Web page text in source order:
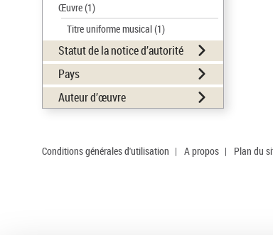
Œuvre(1)
Titre uniforme musical(1)
Statut de la notice d’autorité
Pays
Auteur d’œuvre
Conditions générales d'utilisation | A propos | Plan du